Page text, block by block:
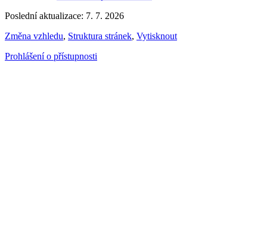
Poslední aktualizace: 7. 7. 2026
Změna vzhledu, Struktura stránek, Vytisknout
Prohlášení o přístupnosti